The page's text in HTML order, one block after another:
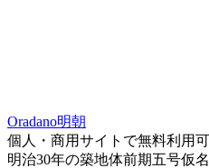
Oradano明朝
個人・商用サイトで無料利用
明治30年の築地体前期五号仮